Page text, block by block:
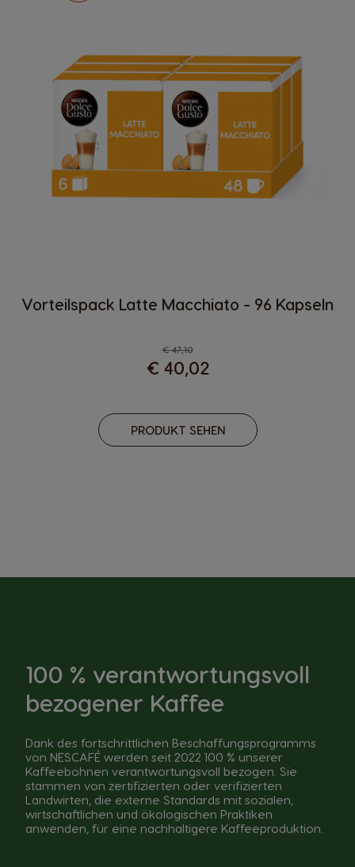
Vorteilspack Latte Macchiato - 96 Kapseln
Regulärer Preis
€ 47,10
€ 40,02
PRODUKT SEHEN
100 % verantwortungsvoll
bezogener Kaffee
Dank des fortschrittlichen Beschaffungsprogramms
von NESCAFÉ werden seit 2022 100 % unserer
Kaffeebohnen verantwortungsvoll bezogen. Sie
stammen von zertifizierten oder verifizierten
Landwirten, die externe Standards mit sozialen,
wirtschaftlichen und ökologischen Praktiken
anwenden, für eine nachhaltigere Kaffeeproduktion.